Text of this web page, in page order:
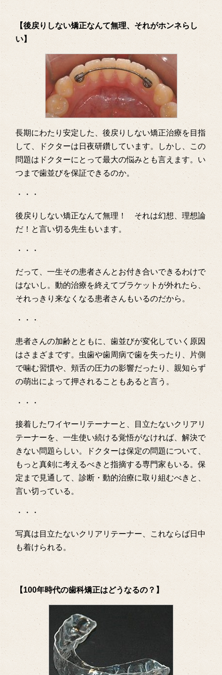
【後戻りしない矯正なんて無理、それがホンネらし
い】
長期にわたり安定した、後戻りしない矯正治療を目指
して、ドクターは日夜研鑽しています。しかし、この
問題はドクターにとって最大の悩みとも言えます。い
つまで歯並びを保証できるのか。
・・・
後戻りしない矯正なんて無理！ それは幻想、理想論
だ！と言い切る先生もいます。
・・・
だって、一生その患者さんとお付き合いできるわけで
はないし。動的治療を終えてブラケットが外れたら、
それっきり来なくなる患者さんもいるのだから。
・・・
患者さんの加齢とともに、歯並びが変化していく原因
はさまざまです。虫歯や歯周病で歯を失ったり、片側
で噛む習慣や、頬舌の圧力の影響だったり、親知らず
の萌出によって押されることもあると言う。
・・・
接着したワイヤーリテーナーと、目立たないクリアリ
テーナーを、一生使い続ける覚悟がなければ、解決で
きない問題らしい。ドクターは保定の問題について、
もっと真剣に考えるべきと指摘する専門家もいる。保
定まで見通して、診断・動的治療に取り組むべきと、
言い切っている。
・・・
写真は目立たないクリアリテーナー、これならば日中
も着けられる。
【100年時代の歯科矯正はどうなるの？】